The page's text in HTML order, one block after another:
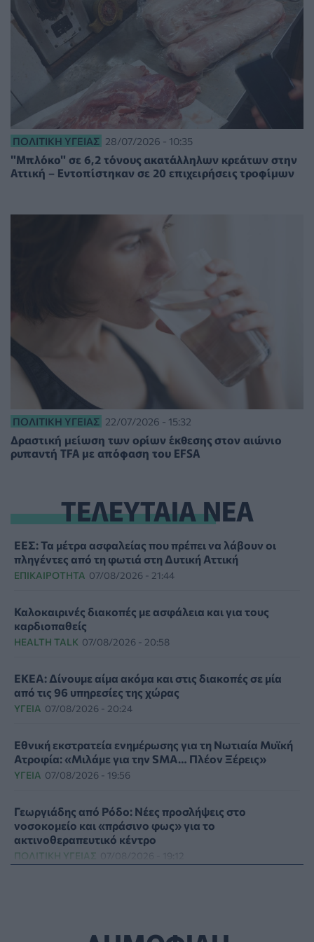
ΠΟΛΙΤΙΚΉ ΥΓΕΊΑΣ 28/07/2026 - 10:35
"Μπλόκο" σε 6,2 τόνους ακατάλληλων κρεάτων στην
Αττική – Εντοπίστηκαν σε 20 επιχειρήσεις τροφίμων
ΠΟΛΙΤΙΚΉ ΥΓΕΊΑΣ 22/07/2026 - 15:32
Δραστική μείωση των ορίων έκθεσης στον αιώνιο
ρυπαντή TFA με απόφαση του EFSA
ΤΕΛΕΥΤΑΙΑ ΝΕΑ
ΕΕΣ: Τα μέτρα ασφαλείας που πρέπει να λάβουν οι
πληγέντες από τη φωτιά στη Δυτική Αττική
ΕΠΙΚΑΙΡΌΤΗΤΑ 07/08/2026 - 21:44
Καλοκαιρινές διακοπές με ασφάλεια και για τους
καρδιοπαθείς
HEALTH TALK 07/08/2026 - 20:58
ΕΚΕΑ: Δίνουμε αίμα ακόμα και στις διακοπές σε μία
από τις 96 υπηρεσίες της χώρας
ΥΓΕΊΑ 07/08/2026 - 20:24
Εθνική εκστρατεία ενημέρωσης για τη Νωτιαία Μυϊκή
Ατροφία: «Μιλάμε για την SMA… Πλέον Ξέρεις»
ΥΓΕΊΑ 07/08/2026 - 19:56
Γεωργιάδης από Ρόδο: Νέες προσλήψεις στο
νοσοκομείο και «πράσινο φως» για το
ακτινοθεραπευτικό κέντρο
ΠΟΛΙΤΙΚΉ ΥΓΕΊΑΣ 07/08/2026 - 19:12